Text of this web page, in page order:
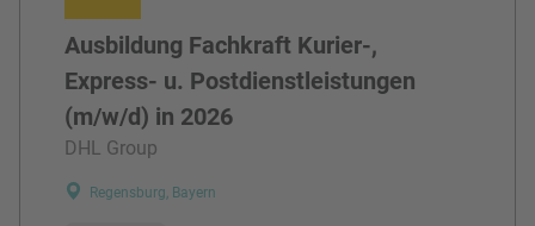
Ausbildung Fachkraft Kurier-,
Express- u. Postdienstleistungen
(m/w/d) in 2026
DHL Group
Regensburg, Bayern